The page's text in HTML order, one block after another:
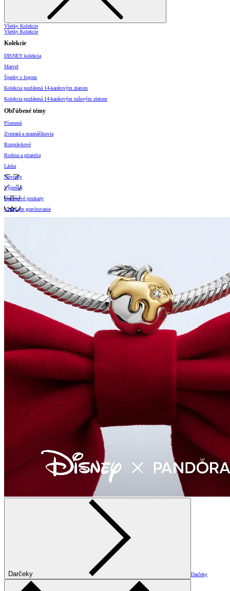
Všetky Kolekcie
Všetky Kolekcie
Kolekcie
DISNEY kolekcia
Marvel
Šperky s logom
Kolekcia pozlátená 14-karátovým zlatom
Kolekcia pozlátená 14-karátovým ružovým zlatom
Obľúbené témy
Písmená
Zvieratá a maznáčikovia
Rozprávkové
Rodina a priatelia
Láska
Novinky
Výpredaj
Darčekové poukazy
Vzory pre gravírovanie
Darčeky Darčeky